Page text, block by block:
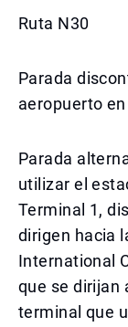
Ruta N30
Parada
aeropuerto
Parada
utilizar el
Terminal 1,
dirigen hacia
International
que se dirijan
terminal que